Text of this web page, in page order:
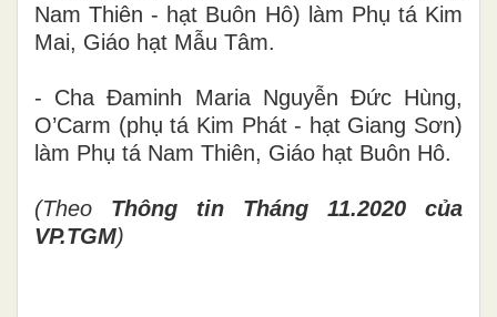
Nam Thiên - hạt Buôn Hô) làm Phụ tá Kim
Mai, Giáo hạt Mẫu Tâm.
- Cha Đaminh Maria Nguyễn Đức Hùng,
O’Carm (phụ tá Kim Phát - hạt Giang Sơn)
làm Phụ tá Nam Thiên, Giáo hạt Buôn Hô.
(Theo Thông tin Tháng 11.2020 của
VP.TGM)